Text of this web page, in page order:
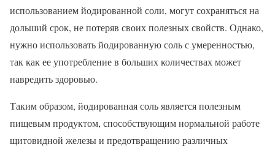
использованием йодированной соли, могут сохраняться на
дольший срок, не потеряв своих полезных свойств. Однако,
нужно использовать йодированную соль с умеренностью,
так как ее употребление в больших количествах может
навредить здоровью.
Таким образом, йодированная соль является полезным
пищевым продуктом, способствующим нормальной работе
щитовидной железы и предотвращению различных